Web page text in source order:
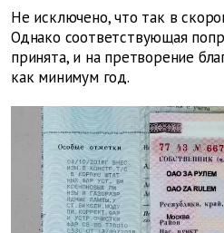
Не исключено, что так в
Однако соответствующая
принята, и на претворение
как минимум год.